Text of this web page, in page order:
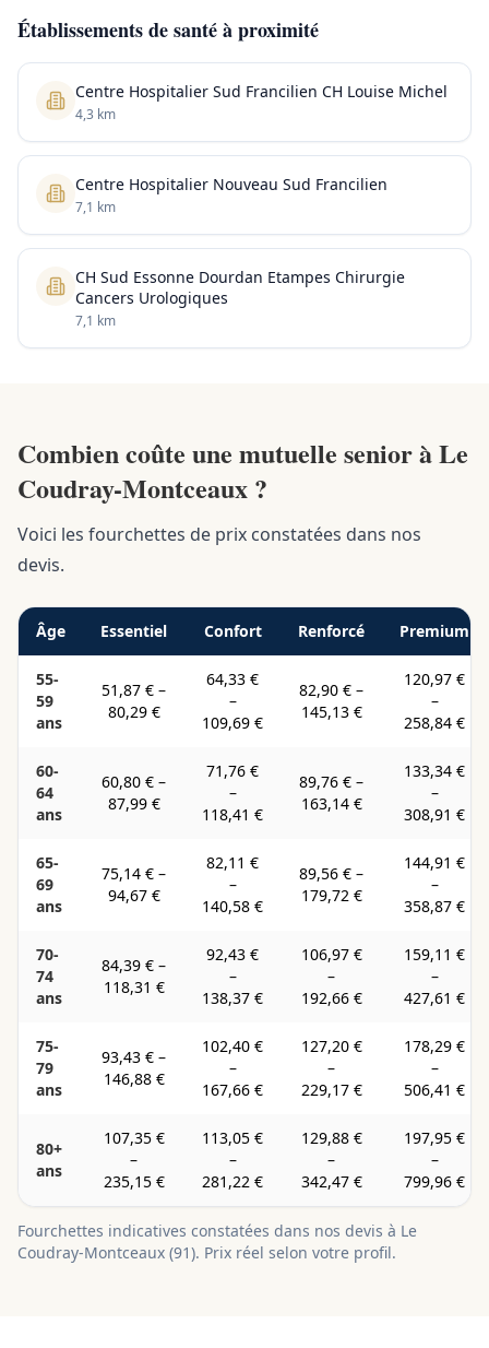
Établissements de santé à proximité
Centre Hospitalier Sud Francilien CH Louise Michel
4,3 km
Centre Hospitalier Nouveau Sud Francilien
7,1 km
CH Sud Essonne Dourdan Etampes Chirurgie
Cancers Urologiques
7,1 km
Combien coûte une mutuelle senior à Le
Coudray-Montceaux ?
Voici les fourchettes de prix constatées dans nos
devis.
Âge Essentiel Confort Renforcé Premium
55-
59
ans
51,87 € –
80,29 €
64,33 €
–
109,69 €
82,90 € –
145,13 €
120,97 €
–
258,84 €
60-
64
ans
60,80 € –
87,99 €
71,76 €
–
118,41 €
89,76 € –
163,14 €
133,34 €
–
308,91 €
65-
69
ans
75,14 € –
94,67 €
82,11 €
–
140,58 €
89,56 € –
179,72 €
144,91 €
–
358,87 €
70-
74
ans
84,39 € –
118,31 €
92,43 €
–
138,37 €
106,97 €
–
192,66 €
159,11 €
–
427,61 €
75-
79
ans
93,43 € –
146,88 €
102,40 €
–
167,66 €
127,20 €
–
229,17 €
178,29 €
–
506,41 €
80+
ans
107,35 €
–
235,15 €
113,05 €
–
281,22 €
129,88 €
–
342,47 €
197,95 €
–
799,96 €
Fourchettes indicatives constatées dans nos devis à Le
Coudray-Montceaux (91). Prix réel selon votre profil.